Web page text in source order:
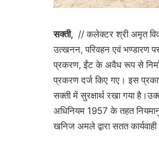
सक्ती, // कलेक्टर श्री अमृत
उत्खनन, परिवहन एवं भण्डारण
प्रकरण, ईंट के अवैध रूप से
प्रकरण दर्ज किए गए। इस
सक्ती में सुरक्षार्थ रखा गया
अधिनियम 1957 के तहत
खनिज अमले द्वारा सतत कार्यवाही